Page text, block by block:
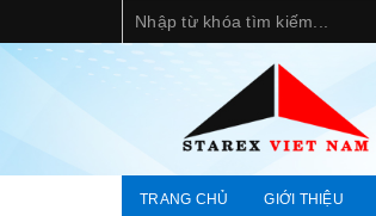
TRANG CHỦ GIỚI THIỆU